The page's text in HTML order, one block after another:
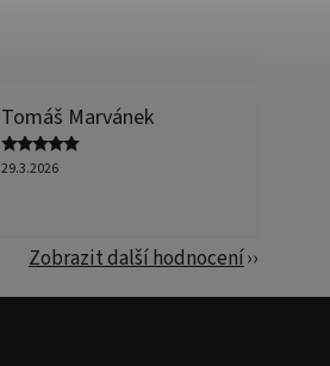
Tomáš Marvánek
29.3.2026
Zobrazit další hodnocení